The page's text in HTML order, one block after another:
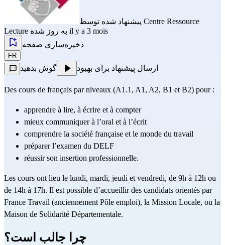
پیشنهاد شده توسط Centre Ressource
Lecture
به روز شده il y a 3 mois
ذخیره‌سازی صفحه
FR
ارسال پیشنهاد برای بهبود گوش بدهید
Des cours de français par niveaux (A1.1, A1, A2, B1 et B2) pour :
apprendre à lire, à écrire et à compter
mieux communiquer à l’oral et à l’écrit
comprendre la société française et le monde du travail
préparer l’examen du DELF
réussir son insertion professionnelle.
Les cours ont lieu le lundi, mardi, jeudi et vendredi, de 9h à 12h ou
de 14h à 17h. Il est possible d’accueillir des candidats orientés par
France Travail (anciennement Pôle emploi), la Mission Locale, ou la
Maison de Solidarité Départementale.
چرا جالب است؟